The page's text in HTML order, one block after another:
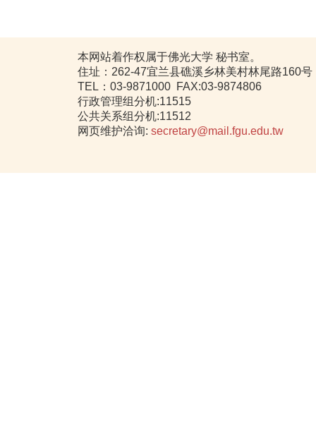
本网站着作权属于佛光大学 秘书室。
住址：262-47宜兰县礁溪乡林美村林尾路160号
TEL：03-9871000 FAX:03-9874806
行政管理组分机:11515
公共关系组分机:11512
网页维护洽询: secretary@mail.fgu.edu.tw